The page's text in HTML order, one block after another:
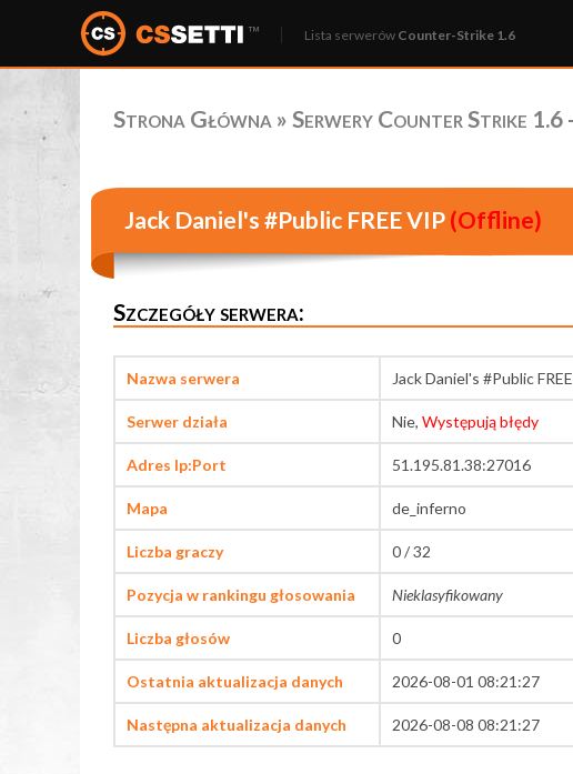
Lista serwerów Counter-Strike 1.6
Strona Główna » Serwery Counter Strike 1.6
Jack Daniel's #Public FREE VIP (Offline)
Szczegóły serwera:
Nazwa serwera Jack Daniel's #Public
Serwer działa Nie, Występują błędy
Adres Ip:Port 51.195.81.38:27016
Mapa de_inferno
Liczba graczy 0 / 32
Pozycja w rankingu głosowania Nieklasyfikowany
Liczba głosów 0
Ostatnia aktualizacja danych 2026-08-01 08:21:27
Następna aktualizacja danych 2026-08-08 08:21:27